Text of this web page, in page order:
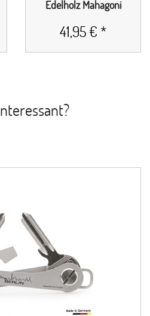
Edelholz Mahagoni
41,95 € *